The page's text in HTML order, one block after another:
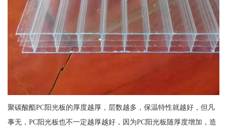
聚碳酸酯PC阳光板的厚度越厚，层数越多，保温特性就越好，但凡
事无，PC阳光板也不一定越厚越好，因为PC阳光板随厚度增加，造